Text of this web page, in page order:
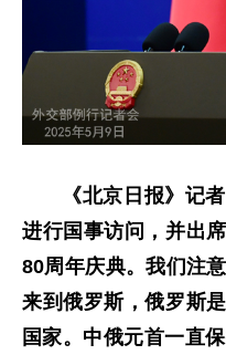
《北京日报》记
进行国事访问，并出
80周年庆典。我们注
来到俄罗斯，俄罗斯
国家。中俄元首一直